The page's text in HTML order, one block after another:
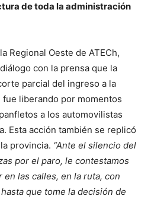
de toda la administración
Regional Oeste de ATECh,
con la prensa que la
parcial del ingreso a la
liberando por momentos
a los automovilistas
Esta acción también se replicó
provincia. “Ante el silencio del
por el paro, le contestamos
en las calles, en la ruta, con
que tome la decisión de